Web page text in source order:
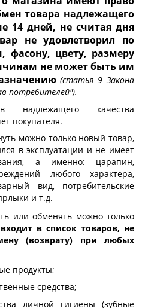
товара надлежащего
14 дней, не считая дня
не удовлетворил по
фасону, цвету, размеру
не может быть им
(статья 9 Закона
потребителей").
надлежащего качества
покупателя.
можно только новый товар,
в эксплуатации и не имеет
а именно: царапин,
любого характера,
вид, потребительские
и т.д.
или обменять можно только
в список товаров, не
(возврату) при любых
продукты;
средства;
личной гигиены (зубные